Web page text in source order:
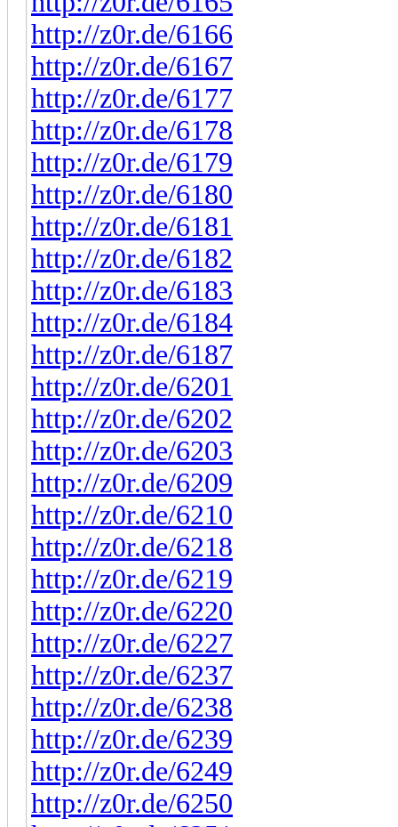
http://z0r.de/6166
http://z0r.de/6167
http://z0r.de/6177
http://z0r.de/6178
http://z0r.de/6179
http://z0r.de/6180
http://z0r.de/6181
http://z0r.de/6182
http://z0r.de/6183
http://z0r.de/6184
http://z0r.de/6187
http://z0r.de/6201
http://z0r.de/6202
http://z0r.de/6203
http://z0r.de/6209
http://z0r.de/6210
http://z0r.de/6218
http://z0r.de/6219
http://z0r.de/6220
http://z0r.de/6227
http://z0r.de/6237
http://z0r.de/6238
http://z0r.de/6239
http://z0r.de/6249
http://z0r.de/6250